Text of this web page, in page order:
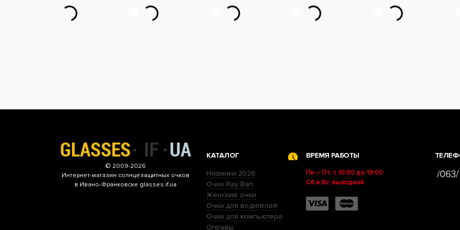
© 2009-2026
Интернет-магазин солнцезащитных очков
в Ивано-Франковске glasses.if.ua
КАТАЛОГ
Новинки 2026
Очки Ray Ban
Женские очки
Очки для водителей
Очки для компьютера
Оправы
ВРЕМЯ РАБОТЫ
Пн – Пт: с 10:00 до 19:00
Сб и Вс: выходной